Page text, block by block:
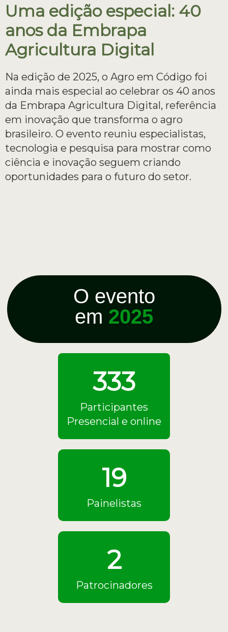
Uma edição especial: 40
anos da Embrapa
Agricultura Digital
Na edição de 2025, o Agro em Código foi
ainda mais especial ao celebrar os 40 anos
da Embrapa Agricultura Digital, referência
em inovação que transforma o agro
brasileiro. O evento reuniu especialistas,
tecnologia e pesquisa para mostrar como
ciência e inovação seguem criando
oportunidades para o futuro do setor.
O evento
em 2025
333
Participantes
Presencial e online
19
Painelistas
2
Patrocinadores